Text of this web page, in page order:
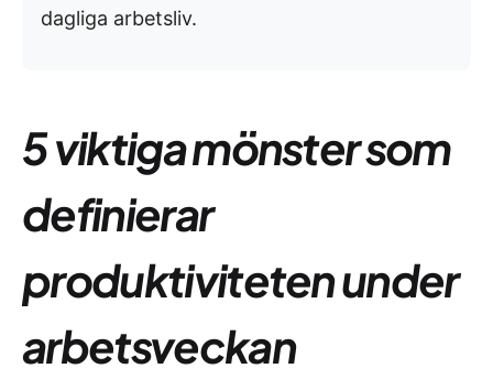
dagliga arbetsliv.
5 viktiga mönster som
definierar
produktiviteten under
arbetsveckan